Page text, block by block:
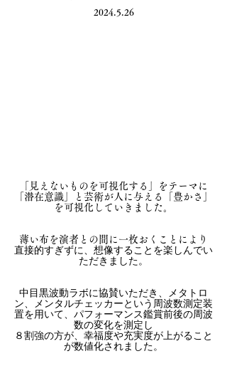
2024.5.26
「​見えないものを可視化する」をテーマに
「潜在意識」と芸術が人に与える「豊かさ」
を可視化していきました。
薄い布を演者との間に一枚おくことにより
直接的すぎずに、想像することを楽しんでい
ただきました。
中目黒波動ラボに協賛いただき、メタトロ
ン、メンタルチェッカーという周波数測定装
置を用いて、パフォーマンス鑑賞前後の周波
数の変化を測定し
８割強の方が、幸福度や充実度が上がること
が数値化されました。